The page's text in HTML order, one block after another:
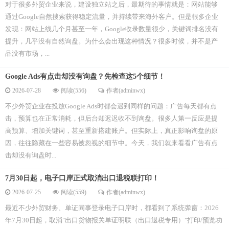
对于很多外贸企业来说，建设独立站之后，最期待的事情就是：网站能够
通过Google自然搜索获得稳定流量，并持续带来海外客户。但是很多企业
发现：网站上线几个月甚至一年，Google收录数量很少，关键词排名没有
提升，几乎没有自然询盘。为什么会出现这种情况？很多时候，并不是产
品没有市场，...
Google Ads有点击却没有询盘？先检查这5个细节！
2026-07-28 阅读(556) 作者(adminwx)
不少外贸企业在投放Google Ads时都会遇到同样的问题：广告每天都有点
击，预算也在正常消耗，但后台却迟迟收不到询盘。很多人第一反应是提
高预算、增加关键词，甚至重新搭建账户。但实际上，真正影响询盘的原
因，往往隐藏在一些容易被忽视的细节中。今天，我们就来看看广告有点
击却没有询盘时...
7月30日起，电子口岸正式取消出口退税联打印！
2026-07-25 阅读(559) 作者(adminwx)
最近不少外贸财务、单证同事登录电子口岸时，都看到了系统弹窗：2026
年7月30日起，取消"出口货物报关单证明联（出口退税专用）"打印/预览功